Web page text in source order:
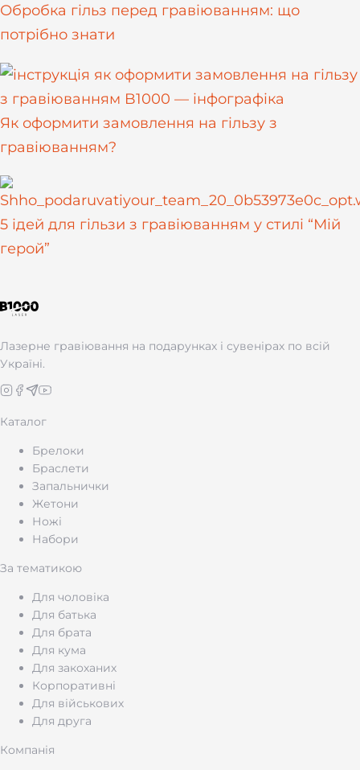
Обробка гільз перед гравіюванням: що
потрібно знати
Як оформити замовлення на гільзу з
гравіюванням?
5 ідей для гільзи з гравіюванням у стилі “Мій
герой”
Лазерне гравіювання на подарунках і сувенірах по всій
Україні.
Каталог
Брелоки
Браслети
Запальнички
Жетони
Ножі
Набори
За тематикою
Для чоловіка
Для батька
Для брата
Для кума
Для закоханих
Корпоративні
Для військових
Для друга
Компанія